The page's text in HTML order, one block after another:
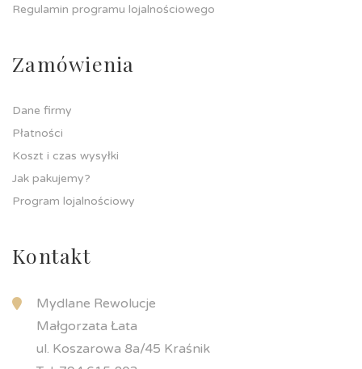
Regulamin programu lojalnościowego
Zamówienia
Dane firmy
Płatności
Koszt i czas wysyłki
Jak pakujemy?
Program lojalnościowy
Kontakt
Mydlane Rewolucje
Małgorzata Łata
ul. Koszarowa 8a/45 Kraśnik